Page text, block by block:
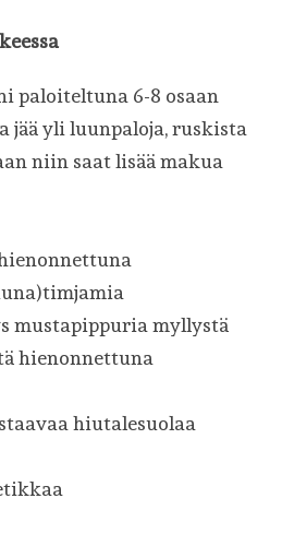
paloiteltuna 6-8 osaan
jää yli luunpaloja, ruskista
niin saat lisää makua
mustapippuria myllystä
hienonnettuna
hiutalesuolaa